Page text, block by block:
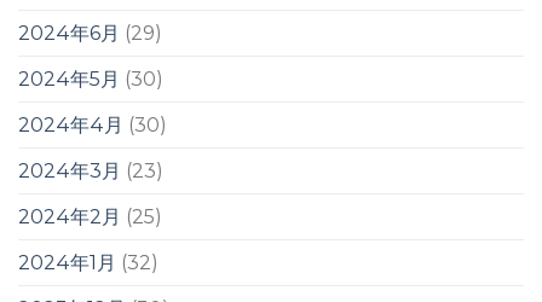
2024年6月 (29)
2024年5月 (30)
2024年4月 (30)
2024年3月 (23)
2024年2月 (25)
2024年1月 (32)